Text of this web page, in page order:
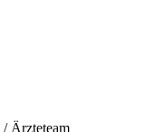
/ Ärzteteam